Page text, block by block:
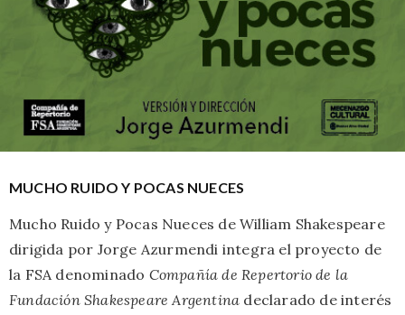
MUCHO RUIDO Y POCAS NUECES
Mucho Ruido y Pocas Nueces de William Shakespeare
dirigida por Jorge Azurmendi integra el proyecto de
la FSA denominado Compañía de Repertorio de la
Fundación Shakespeare Argentina declarado de interés